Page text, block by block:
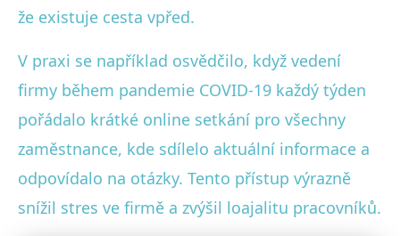
že existuje cesta vpřed.
V praxi se například osvědčilo, když vedení
firmy během pandemie COVID-19 každý týden
pořádalo krátké online setkání pro všechny
zaměstnance, kde sdílelo aktuální informace a
odpovídalo na otázky. Tento přístup výrazně
snížil stres ve firmě a zvýšil loajalitu pracovníků.